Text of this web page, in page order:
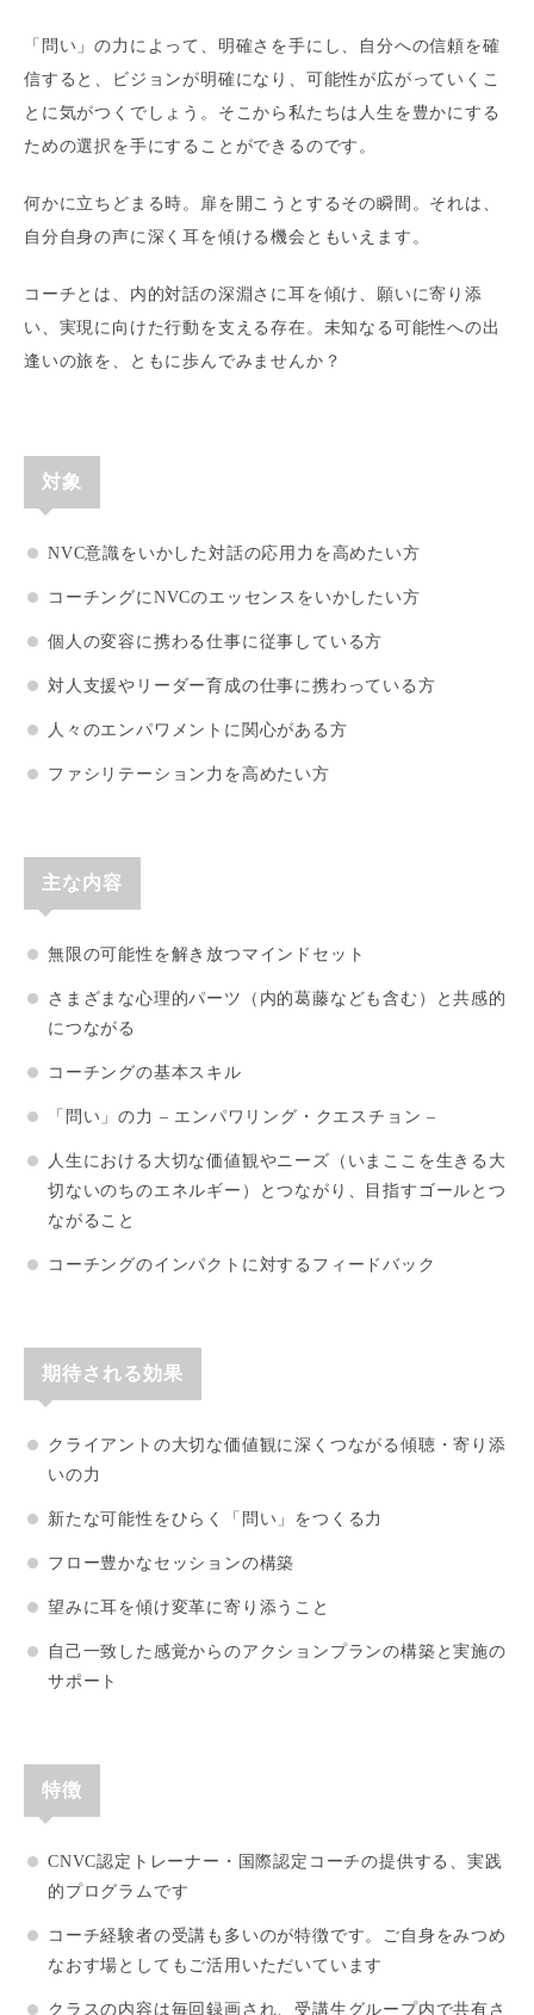
「問い」の力によって、明確さを手にし、自分への信頼を確
信すると、ビジョンが明確になり、可能性が広がっていくこ
とに気がつくでしょう。そこから私たちは人生を豊かにする
ための選択を手にすることができるのです。
何かに立ちどまる時。扉を開こうとするその瞬間。それは、
自分自身の声に深く耳を傾ける機会ともいえます。
コーチとは、内的対話の深淵さに耳を傾け、願いに寄り添
い、実現に向けた行動を支える存在。未知なる可能性への出
逢いの旅を、ともに歩んでみませんか？
対象
NVC意識をいかした対話の応用力を高めたい方
コーチングにNVCのエッセンスをいかしたい方
個人の変容に携わる仕事に従事している方
対人支援やリーダー育成の仕事に携わっている方
人々のエンパワメントに関心がある方
ファシリテーション力を高めたい方
主な内容
無限の可能性を解き放つマインドセット
さまざまな心理的パーツ（内的葛藤なども含む）と共感的
につながる
コーチングの基本スキル
「問い」の力 – エンパワリング・クエスチョン –
人生における大切な価値観やニーズ（いまここを生きる大
切ないのちのエネルギー）とつながり、目指すゴールとつ
ながること
コーチングのインパクトに対するフィードバック
期待される効果
クライアントの大切な価値観に深くつながる傾聴・寄り添
いの力
新たな可能性をひらく「問い」をつくる力
フロー豊かなセッションの構築
望みに耳を傾け変革に寄り添うこと
自己一致した感覚からのアクションプランの構築と実施の
サポート
特徴
CNVC認定トレーナー・国際認定コーチの提供する、実践
的プログラムです
コーチ経験者の受講も多いのが特徴です。ご自身をみつめ
なおす場としてもご活用いただいています
クラスの内容は毎回録画され、受講生グループ内で共有さ